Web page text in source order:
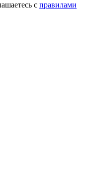
с правилами